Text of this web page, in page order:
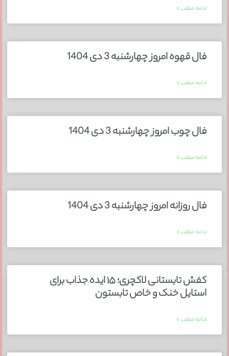
ادامه مطلب »
فال قهوه امروز چهارشنبه 3 دی 1404
ادامه مطلب »
فال چوب امروز چهارشنبه 3 دی 1404
ادامه مطلب »
فال روزانه امروز چهارشنبه 3 دی 1404
ادامه مطلب »
کفش تابستانی لاکچری؛ ۱۵ ایده‌ جذاب برای
استایل خنک و خاص تابستون
ادامه مطلب »